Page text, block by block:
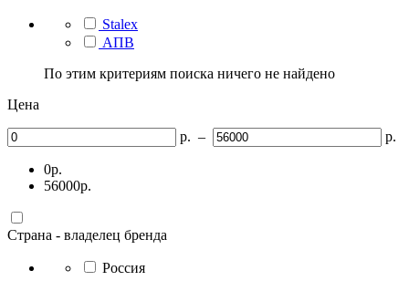
Stalex
АПВ
По этим критериям поиска ничего не найдено
Цена
р. – р.
0р.
56000р.
Страна - владелец бренда
Россия